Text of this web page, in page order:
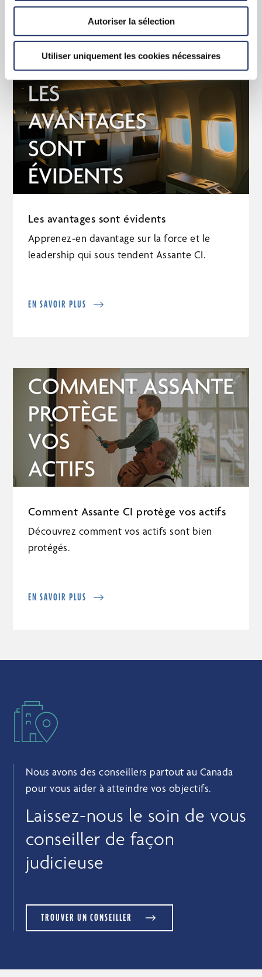
Autoriser la sélection
Utiliser uniquement les cookies nécessaires
Les avantages sont évidents
Apprenez-en davantage sur la force et le
leadership qui sous tendent Assante CI.
EN SAVOIR PLUS
Comment Assante CI protège vos actifs
Découvrez comment vos actifs sont bien
protégés.
EN SAVOIR PLUS
Nous avons des conseillers partout au Canada
pour vous aider à atteindre vos objectifs.
Laissez-nous le soin de vous
conseiller de façon
judicieuse
TROUVER UN CONSEILLER